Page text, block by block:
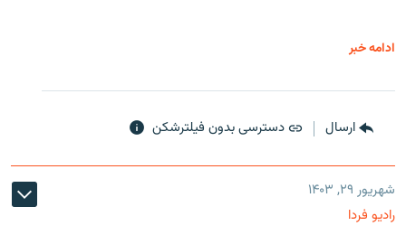
ادامه خبر
ارسال دسترسی بدون فیلترشکن
شهریور ۲۹, ۱۴۰۳
رادیو فردا